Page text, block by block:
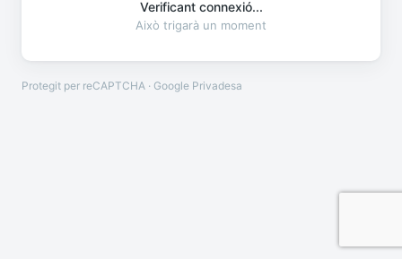
Verificant connexió...
Això trigarà un moment
Protegit per reCAPTCHA · Google Privadesa